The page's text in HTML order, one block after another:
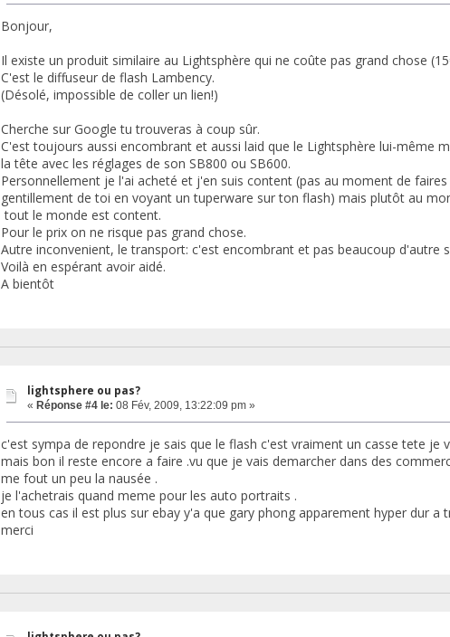
Bonjour,
Il existe un produit similaire au Lightsphère qui ne coûte pas grand chose
C'est le diffuseur de flash Lambency.
(Désolé, impossible de coller un lien!)
Cherche sur Google tu trouveras à coup sûr.
C'est toujours aussi encombrant et aussi laid que le Lightsphère lui-même
la tête avec les réglages de son SB800 ou SB600.
Personnellement je l'ai acheté et j'en suis content (pas au moment de
gentillement de toi en voyant un tuperware sur ton flash) mais plutôt au
tout le monde est content.
Pour le prix on ne risque pas grand chose.
Autre inconvenient, le transport: c'est encombrant et pas beaucoup d'autre
Voilà en espérant avoir aidé.
A bientôt
lightsphere ou pas?
« Réponse #4 le: 08 Fév, 2009, 13:22:09 pm »
c'est sympa de repondre je sais que le flash c'est vraiment un casse tete je
mais bon il reste encore a faire .vu que je vais demarcher dans des
me fout un peu la nausée .
je l'achetrais quand meme pour les auto portraits .
en tous cas il est plus sur ebay y'a que gary phong apparement hyper dur a
merci